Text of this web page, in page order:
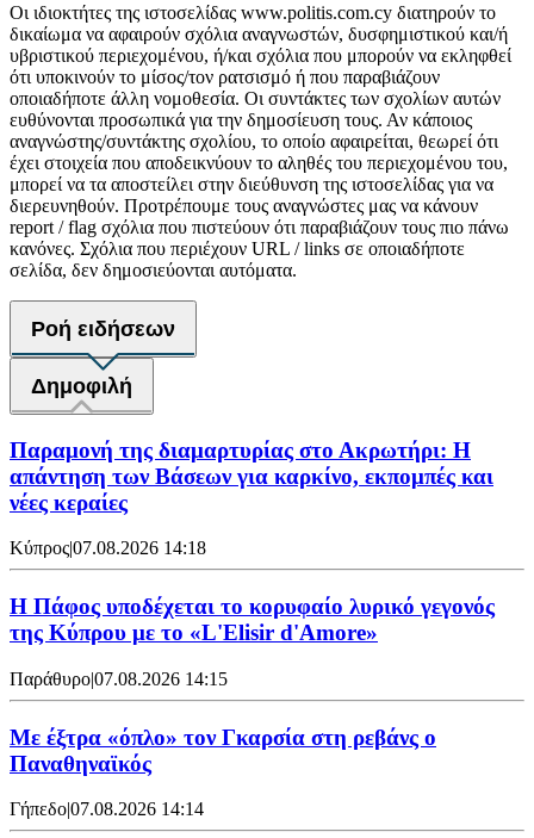
Οι ιδιοκτήτες της ιστοσελίδας www.politis.com.cy διατηρούν το
δικαίωμα να αφαιρούν σχόλια αναγνωστών, δυσφημιστικού και/ή
υβριστικού περιεχομένου, ή/και σχόλια που μπορούν να εκληφθεί
ότι υποκινούν το μίσος/τον ρατσισμό ή που παραβιάζουν
οποιαδήποτε άλλη νομοθεσία. Οι συντάκτες των σχολίων αυτών
ευθύνονται προσωπικά για την δημοσίευση τους. Αν κάποιος
αναγνώστης/συντάκτης σχολίου, το οποίο αφαιρείται, θεωρεί ότι
έχει στοιχεία που αποδεικνύουν το αληθές του περιεχομένου του,
μπορεί να τα αποστείλει στην διεύθυνση της ιστοσελίδας για να
διερευνηθούν. Προτρέπουμε τους αναγνώστες μας να κάνουν
report / flag σχόλια που πιστεύουν ότι παραβιάζουν τους πιο πάνω
κανόνες. Σχόλια που περιέχουν URL / links σε οποιαδήποτε
σελίδα, δεν δημοσιεύονται αυτόματα.
Ροή ειδήσεων
Δημοφιλή
Παραμονή της διαμαρτυρίας στο Ακρωτήρι: Η
απάντηση των Βάσεων για καρκίνο, εκπομπές και
νέες κεραίες
Κύπρος|07.08.2026 14:18
Η Πάφος υποδέχεται το κορυφαίο λυρικό γεγονός
της Κύπρου με το «L'Elisir d'Amore»
Παράθυρο|07.08.2026 14:15
Mε έξτρα «όπλο» τον Γκαρσία στη ρεβάνς ο
Παναθηναϊκός
Γήπεδο|07.08.2026 14:14